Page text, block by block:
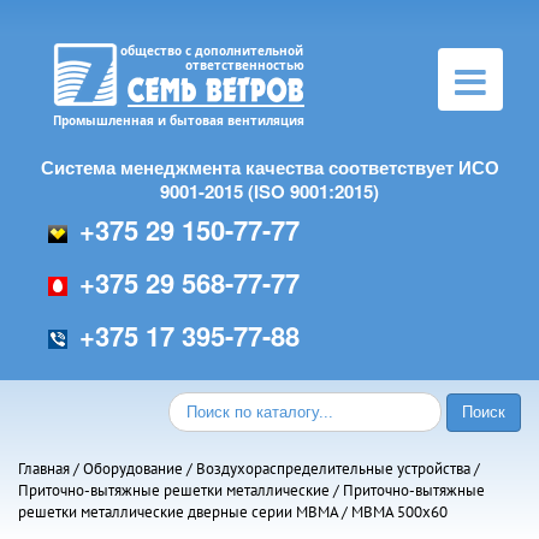
Система менеджмента качества соответствует ИСО
9001-2015 (ISO 9001:2015)
+375 29 150-77-77
+375 29 568-77-77
+375 17 395-77-88
Главная/Оборудование / Воздухораспределительные устройства/
Приточно-вытяжные решетки металлические / Приточно-вытяжные
решетки металлические дверные серии МВМА/ МВМА 500х60